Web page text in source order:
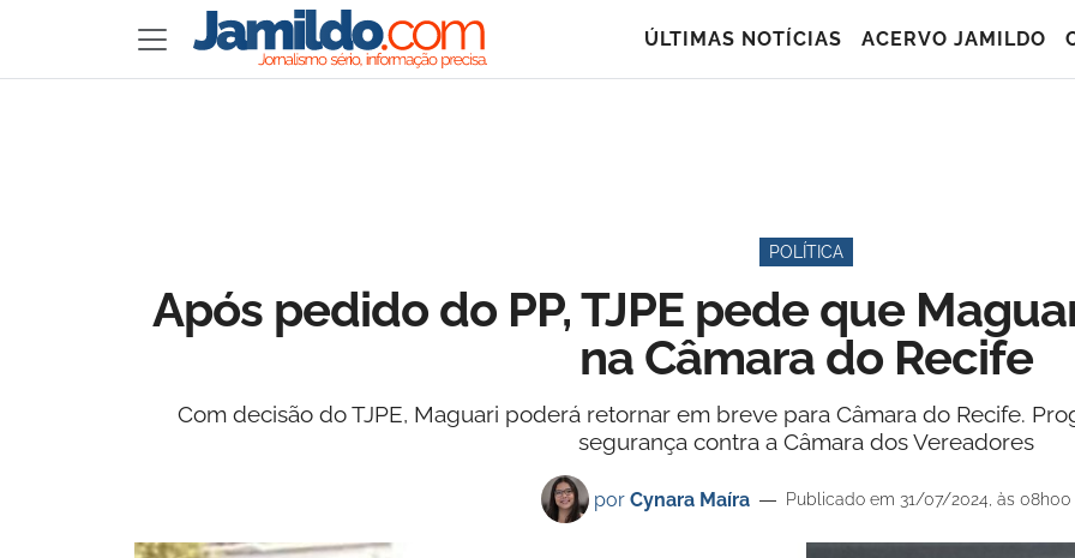
ÚLTIMAS NOTÍCIAS ACERVO JAMILDO
POLÍTICA
Após pedido do PP, TJPE pede que
na Câmara do Recife
Com decisão do TJPE, Maguari poderá retornar em breve para Câmara do Recife.
segurança contra a Câmara dos Vereadores
por Cynara Maíra Publicado em 31/07/2024, às 08h00